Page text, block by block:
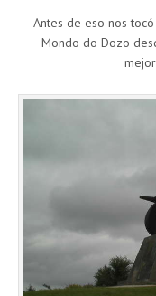
Antes de eso nos
Mondo do Dozo